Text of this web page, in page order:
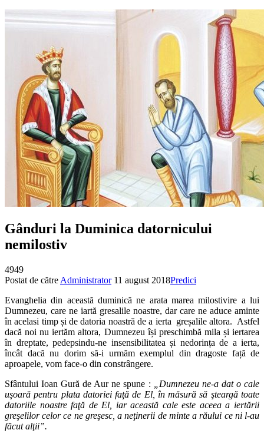
Gânduri la Duminica datornicului
nemilostiv
4949
Postat de către Administrator 11 august 2018Predici
Evanghelia din această duminică ne arata marea milostivire a lui
Dumnezeu, care ne iartă gresalile noastre, dar care ne aduce aminte
în acelasi timp și de datoria noastră de a ierta greșalile altora. Astfel
dacă noi nu iertăm altora, Dumnezeu își preschimbă mila și iertarea
în dreptate, pedepsindu-ne insensibilitatea și nedorința de a ierta,
încât dacă nu dorim să-i urmăm exemplul din dragoste față de
aproapele, vom face-o din constrângere.
Sfântului Ioan Gură de Aur ne spune :
„Dumnezeu ne-a dat o cale
uşoară pentru plata datoriei faţă de El, în măsură să şteargă toate
datoriile noastre faţă de El, iar această cale este aceea a iertării
greşelilor celor ce ne greşesc, a neţinerii de minte a răului ce ni l-au
făcut alţii”.